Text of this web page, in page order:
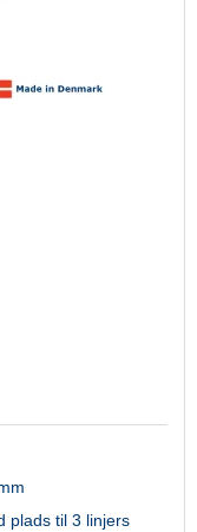
plads til 3 linjers